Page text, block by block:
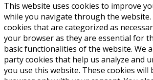
This website uses cookies to improve
while you navigate through the
cookies that are categorized as
your browser as they are essential for
basic functionalities of the website. We
party cookies that help us analyze and
you use this website. These cookies